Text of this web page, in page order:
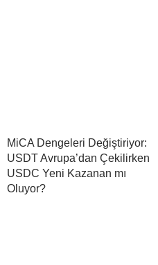
MiCA Dengeleri Değiştiriyor:
USDT Avrupa’dan Çekilirken
USDC Yeni Kazanan mı
Oluyor?